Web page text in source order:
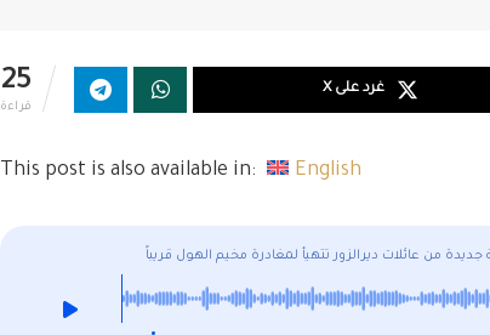
25
قراءة
غرد على X
This post is also available in: English
جديدة من عائلات ديرالزور تتهيأ لمغادرة مخيم الهول قريباً